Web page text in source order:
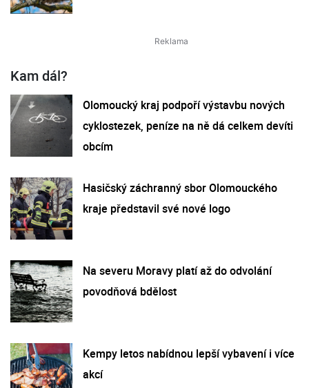
Kam dál?
Olomoucký kraj podpoří výstavbu nových
cyklostezek, peníze na ně dá celkem devíti
obcím
Hasičský záchranný sbor Olomouckého
kraje představil své nové logo
Na severu Moravy platí až do odvolání
povodňová bdělost
Kempy letos nabídnou lepší vybavení i více
akcí